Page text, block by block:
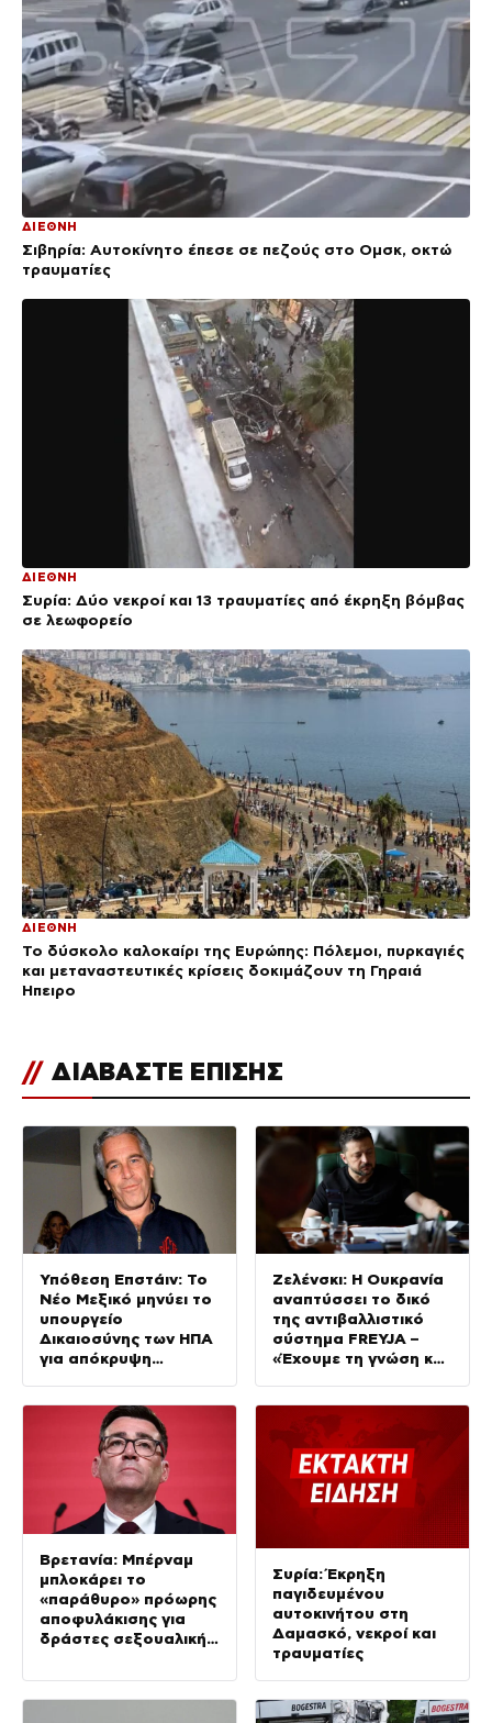
ΔΙΕΘΝΗ
Σιβηρία: Αυτοκίνητο έπεσε σε πεζούς στο Ομσκ, οκτώ
τραυματίες
ΔΙΕΘΝΗ
Συρία: Δύο νεκροί και 13 τραυματίες από έκρηξη βόμβας
σε λεωφορείο
ΔΙΕΘΝΗ
Το δύσκολο καλοκαίρι της Ευρώπης: Πόλεμοι, πυρκαγιές
και μεταναστευτικές κρίσεις δοκιμάζουν τη Γηραιά
Ήπειρο
// ΔΙΑΒΑΣΤΕ ΕΠΙΣΗΣ
Υπόθεση Επστάιν: Το
Νέο Μεξικό μηνύει το
υπουργείο
Δικαιοσύνης των ΗΠΑ
για απόκρυψη
έρευνας
Ζελένσκι: Η Ουκρανία
αναπτύσσει το δικό
της αντιβαλλιστικό
σύστημα FREYJA –
«Έχουμε τη γνώση και
Βρετανία: Μπέρναμ
μπλοκάρει το
«παράθυρο» πρόωρης
αποφυλάκισης για
δράστες σεξουαλικής
παιδιών
Συρία: Έκρηξη
παγιδευμένου
αυτοκινήτου στη
Δαμασκό, νεκροί και
τραυματίες